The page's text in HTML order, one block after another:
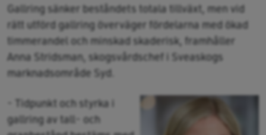
Gallring sänker beståndets totala tillväxt, men vid
rätt utförd gallring överväger fördelarna med ökad
timmerandel och minskad skaderisk, framhåller
Anna Stridsman, skogsvårdschef i Sveaskogs
marknadsområde Syd.
- Tidpunkt och styrka i
gallring av tall- och